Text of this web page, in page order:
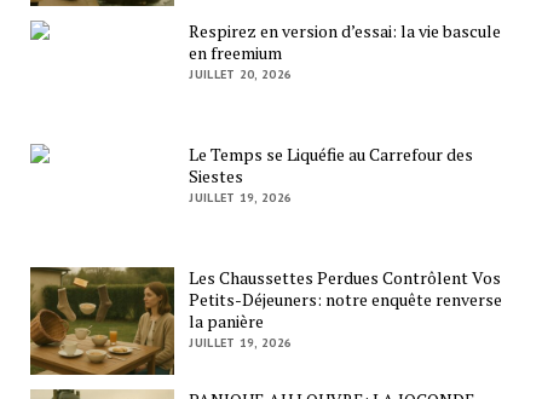
Respirez en version d’essai: la vie bascule
en freemium
JUILLET 20, 2026
Le Temps se Liquéfie au Carrefour des
Siestes
JUILLET 19, 2026
Les Chaussettes Perdues Contrôlent Vos
Petits-Déjeuners: notre enquête renverse
la panière
JUILLET 19, 2026